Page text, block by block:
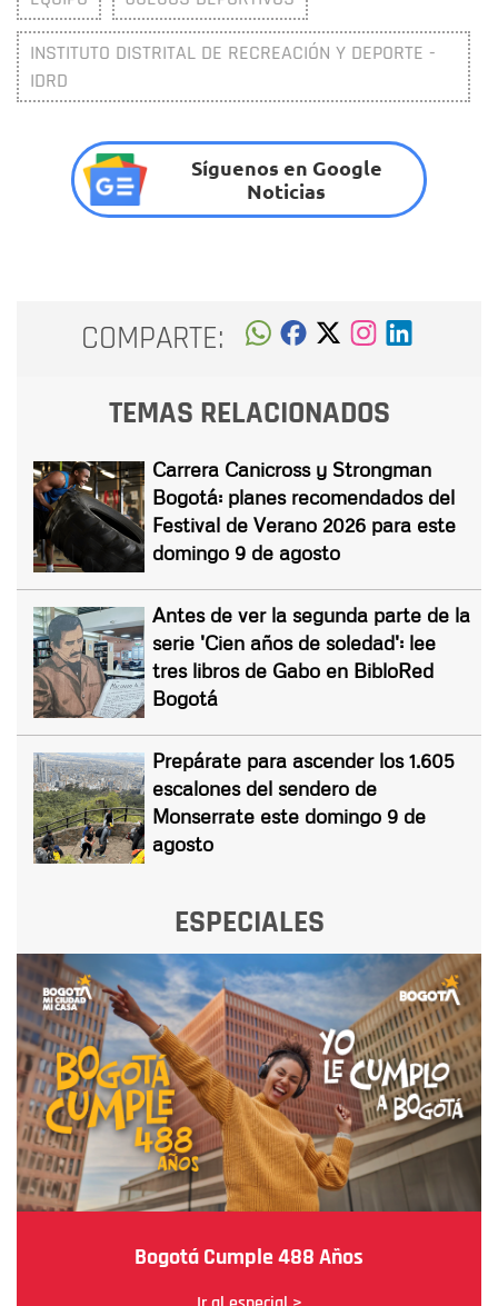
INSTITUTO DISTRITAL DE RECREACIÓN Y DEPORTE -
IDRD
Síguenos en Google
Noticias
COMPARTE:
TEMAS RELACIONADOS
Carrera Canicross y Strongman
Bogotá: planes recomendados del
Festival de Verano 2026 para este
domingo 9 de agosto
Antes de ver la segunda parte de la
serie 'Cien años de soledad': lee
tres libros de Gabo en BibloRed
Bogotá
Prepárate para ascender los 1.605
escalones del sendero de
Monserrate este domingo 9 de
agosto
ESPECIALES
Bogotá Cumple 488 Años